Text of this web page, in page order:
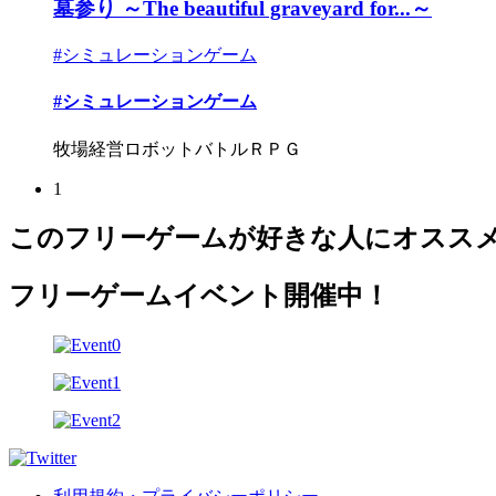
墓参り ～The beautiful graveyard for...～
#シミュレーションゲーム
#シミュレーションゲーム
牧場経営ロボットバトルＲＰＧ
1
このフリーゲームが好きな人にオスス
フリーゲームイベント開催中！